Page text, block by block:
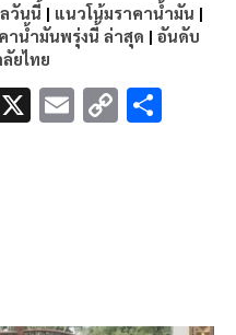
วันนี้ | แนวโน้มราคาน้ำมัน |
าน้ำมันพรุ่งนี้ ล่าสุด | อันดับ
ยไทย
X E C